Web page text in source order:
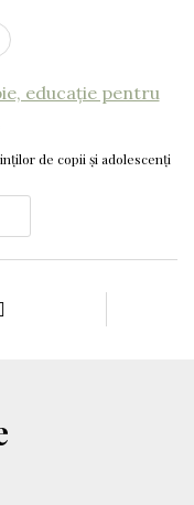
de copii și adolescenți